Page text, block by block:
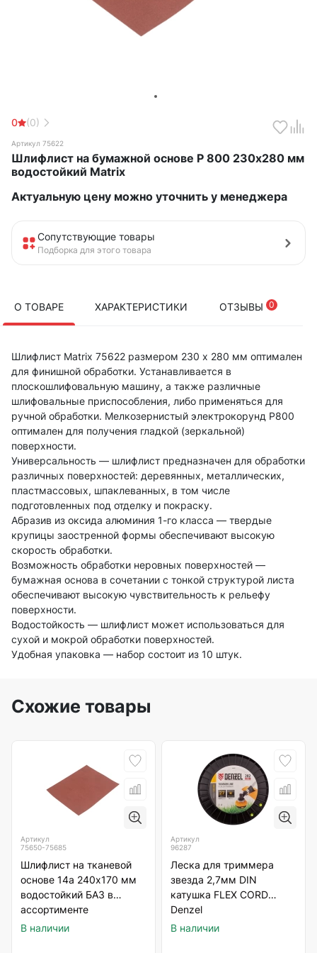
0 (0)
Артикул 75622
Шлифлист на бумажной основе Р 800 230х280 мм
водостойкий Matrix
Актуальную цену можно уточнить у менеджера
Сопутствующие товары
Подборка для этого товара
О ТОВАРЕ ХАРАКТЕРИСТИКИ ОТЗЫВЫ 0
Шлифлист Matrix 75622 размером 230 х 280 мм оптимален
для финишной обработки. Устанавливается в
плоскошлифовальную машину, а также различные
шлифовальные приспособления, либо применяться для
ручной обработки. Мелкозернистый электрокорунд P800
оптимален для получения гладкой (зеркальной)
поверхности.
Универсальность — шлифлист предназначен для обработки
различных поверхностей: деревянных, металлических,
пластмассовых, шпаклеванных, в том числе
подготовленных под отделку и покраску.
Абразив из оксида алюминия 1-го класса — твердые
крупицы заостренной формы обеспечивают высокую
скорость обработки.
Возможность обработки неровных поверхностей —
бумажная основа в сочетании с тонкой структурой листа
обеспечивают высокую чувствительность к рельефу
поверхности.
Водостойкость — шлифлист может использоваться для
сухой и мокрой обработки поверхностей.
Удобная упаковка — набор состоит из 10 штук.
Схожие товары
Артикул
75650-75685
Шлифлист на тканевой
основе 14а 240х170 мм
водостойкий БАЗ в
ассортименте
В наличии
Артикул
96287
Леска для триммера
звезда 2,7мм DIN
катушка FLEX CORD
Denzel
В наличии